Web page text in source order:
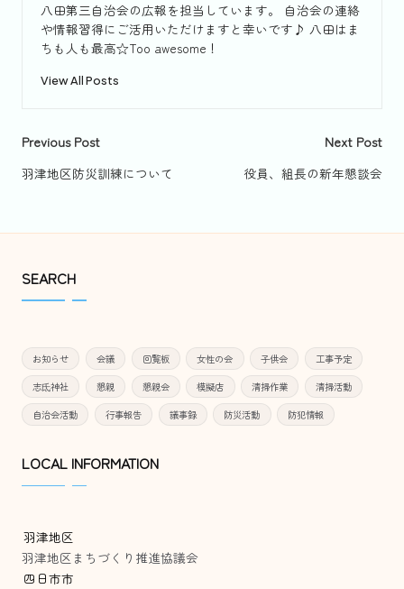
八田第三自治会の広報を担当しています。 自治会の連絡
や情報習得にご活用いただけますと幸いです♪ 八田はま
ちも人も最高☆Too awesome！
View All Posts
Post
navigation
Previous Post
羽津地区防災訓練について
Next Post
役員、組長の新年懇談会
SEARCH
お知らせ 会議 回覧板 女性の会 子供会 工事予定
志氐神社 懇親 懇親会 模擬店 清掃作業 清掃活動
自治会活動 行事報告 議事録 防災活動 防犯情報
LOCAL INFORMATION
羽津地区
羽津地区まちづくり推進協議会
四日市市